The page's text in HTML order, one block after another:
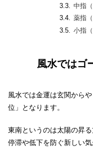
中指
薬指
小指
風水ではゴ
風水では金運は玄関から
位」となります。
東南というのは太陽の昇
停滞や低下を防ぐ新しい